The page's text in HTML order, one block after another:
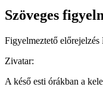
Szöveges
Figyelmeztető
Zivatar:
A késő esti órákban a